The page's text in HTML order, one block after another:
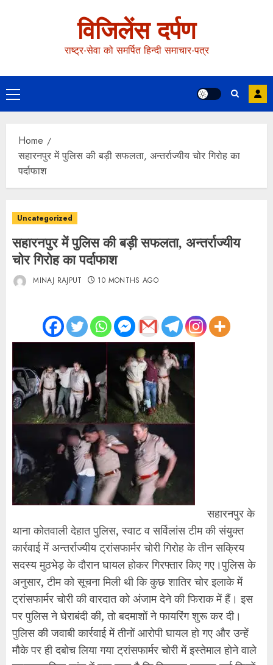
विजिलेंस दर्पण
राष्ट्र-सेवा को समर्पित हिन्दी समाचार-पत्र
Home
सहारनपुर में पुलिस की बड़ी सफलता, अन्तर्राज्यीय चोर गिरोह का
पर्दाफाश
Uncategorized
सहारनपुर में पुलिस की बड़ी सफलता, अन्तर्राज्यीय
चोर गिरोह का पर्दाफाश
MINAJ RAJPUT 10 MONTHS AGO
सहारनपुर के
थाना कोतवाली देहात पुलिस, स्वाट व सर्विलांस टीम की संयुक्त
कार्रवाई में अन्तर्राज्यीय ट्रांसफार्मर चोरी गिरोह के तीन सक्रिय
सदस्य मुठभेड़ के दौरान घायल होकर गिरफ्तार किए गए।पुलिस के
अनुसार, टीम को सूचना मिली थी कि कुछ शातिर चोर इलाके में
ट्रांसफार्मर चोरी की वारदात को अंजाम देने की फिराक में हैं। इस
पर पुलिस ने घेराबंदी की, तो बदमाशों ने फायरिंग शुरू कर दी।
पुलिस की जवाबी कार्रवाई में तीनों आरोपी घायल हो गए और उन्हें
मौके पर ही दबोच लिया गया ट्रांसफार्मर चोरी में इस्तेमाल होने वाले